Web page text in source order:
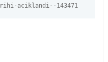
aciklandi--143471